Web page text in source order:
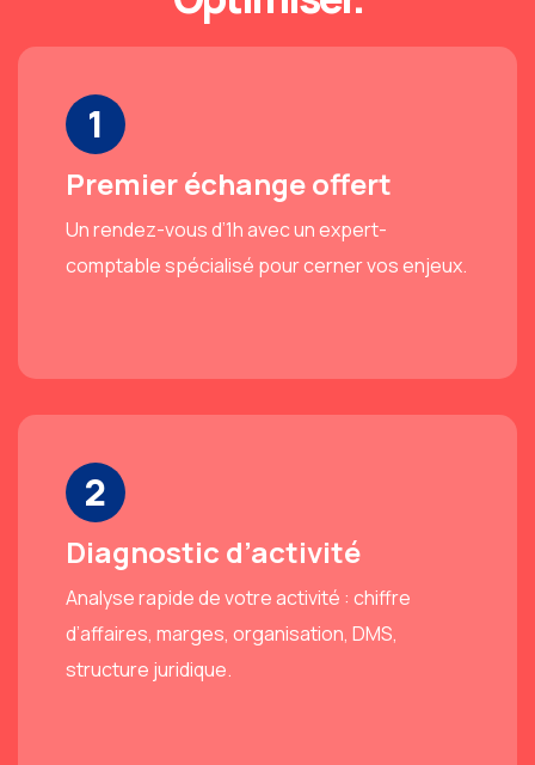
1
Premier échange offert
Un rendez-vous d’1h avec un expert-
comptable spécialisé pour cerner vos enjeux.
2
Diagnostic d’activité
Analyse rapide de votre activité : chiffre
d’affaires, marges, organisation, DMS,
structure juridique.